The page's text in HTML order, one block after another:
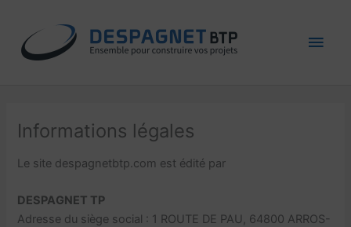
contenu
Informations légales
Le site despagnetbtp.com est édité par
DESPAGNET TP
Adresse du siège social : 1 ROUTE DE PAU, 64800 ARROS-